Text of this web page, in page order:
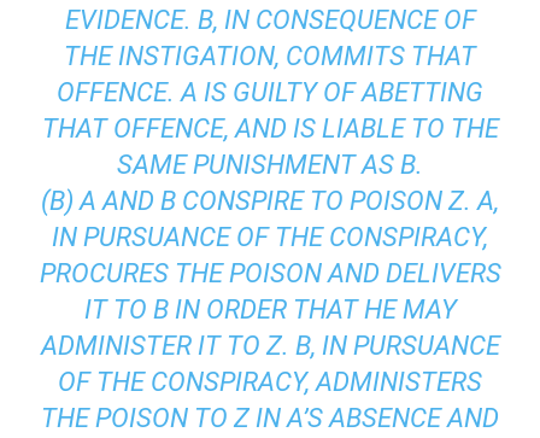
EVIDENCE. B, IN CONSEQUENCE OF
THE INSTIGATION, COMMITS THAT
OFFENCE. A IS GUILTY OF ABETTING
THAT OFFENCE, AND IS LIABLE TO THE
SAME PUNISHMENT AS B.
(B) A AND B CONSPIRE TO POISON Z. A,
IN PURSUANCE OF THE CONSPIRACY,
PROCURES THE POISON AND DELIVERS
IT TO B IN ORDER THAT HE MAY
ADMINISTER IT TO Z. B, IN PURSUANCE
OF THE CONSPIRACY, ADMINISTERS
THE POISON TO Z IN A’S ABSENCE AND